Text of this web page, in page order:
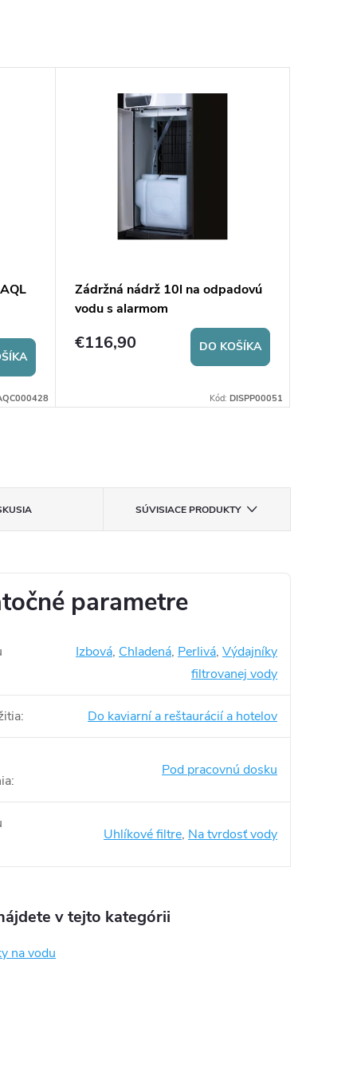
SÚVISIACE PRODUKTY
parametre
Izbová, Chladená, Perlivá, Výdajníky
filtrovanej vody
: Do kaviarní a reštaurácií a hotelov
:
Pod pracovnú dosku
Uhlíkové filtre, Na tvrdosť vody
v tejto kategórii
na vodu
Zádržná nádrž 10l na odpadovú
vodu s alarmom
€116,90 DO KOŠÍKA
Kód: DISPP00051